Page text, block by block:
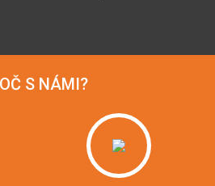
S NÁMI?